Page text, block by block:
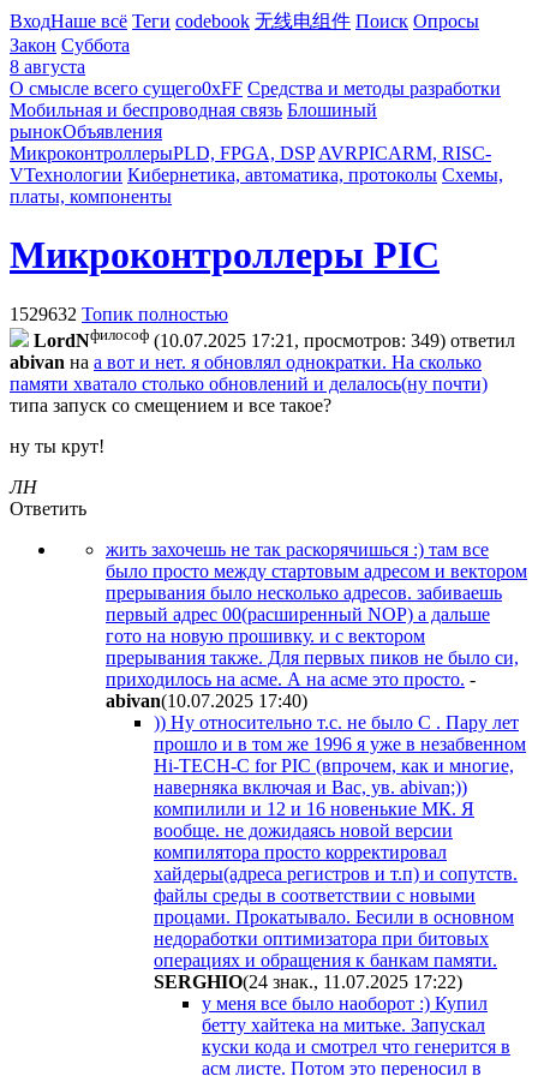
ВходНаше всё Теги codebook 无线电组件 Поиск Опросы
Закон Суббота
8 августа
О смысле всего сущего0xFF Средства и методы разработки
Мобильная и беспроводная связь Блошиный
рынокОбъявления
МикроконтроллерыPLD, FPGA, DSP AVRPICARM, RISC-
VТехнологии Кибернетика, автоматика, протоколы Схемы,
платы, компоненты
Микроконтроллеры PIC
1529632 Топик полностью
LordNфилософ (10.07.2025 17:21, просмотров: 349) ответил
abivan на а вот и нет. я обновлял однократки. На сколько
памяти хватало столько обновлений и делалось(ну почти)
типа запуск со смещением и все такое?
ну ты крут!
ЛН
Ответить
жить захочешь не так раскорячишься :) там все
было просто между стартовым адресом и вектором
прерывания было несколько адресов. забиваешь
первый адрес 00(расширенный NOP) а дальше
гото на новую прошивку. и с вектором
прерывания также. Для первых пиков не было си,
приходилось на асме. А на асме это просто. -
abivan(10.07.2025 17:40)
)) Ну относительно т.с. не было С . Пару лет
прошло и в том же 1996 я уже в незабвенном
Hi-TECH-C for PIC (впрочем, как и многие,
наверняка включая и Вас, ув. abivan;))
компилили и 12 и 16 новенькие МК. Я
вообще. не дожидаясь новой версии
компилятора просто корректировал
хайдеры(адреса регистров и т.п) и сопутств.
файлы среды в соответствии c новыми
процами. Прокатывало. Бесили в основном
недоработки оптимизатора при битовых
операциях и обращения к банкам памяти.
SERGHIO(24 знак., 11.07.2025 17:22)
у меня все было наоборот :) Купил
бетту хайтека на митьке. Запускал
куски кода и смотрел что генерится в
асм листе. Потом это переносил в